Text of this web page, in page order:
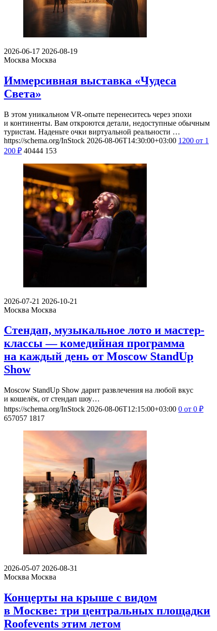
2026-06-17 2026-08-19
Москва Москва
Иммерсивная выставка «Чудеса
Света»
В этом уникальном VR-опыте перенеситесь через эпохи
и континенты. Вам откроются детали, недоступные обычным
туристам. Наденьте очки виртуальной реальности …
https://schema.org/InStock 2026-08-06T14:30:00+03:00 1200 от 1
200 ₽ 40444 153
2026-07-21 2026-10-21
Москва Москва
Стендап, музыкальное лото и мастер-
классы — комедийная программа
на каждый день от Moscow StandUp
Show
Moscow StandUp Show дарит развлечения на любой вкус
и кошелёк, от стендап шоу…
https://schema.org/InStock 2026-08-06T12:15:00+03:00 0 от 0 ₽
657057 1817
2026-05-07 2026-08-31
Москва Москва
Концерты на крыше с видом
в Москве: три центральных площадки
Roofevents этим летом